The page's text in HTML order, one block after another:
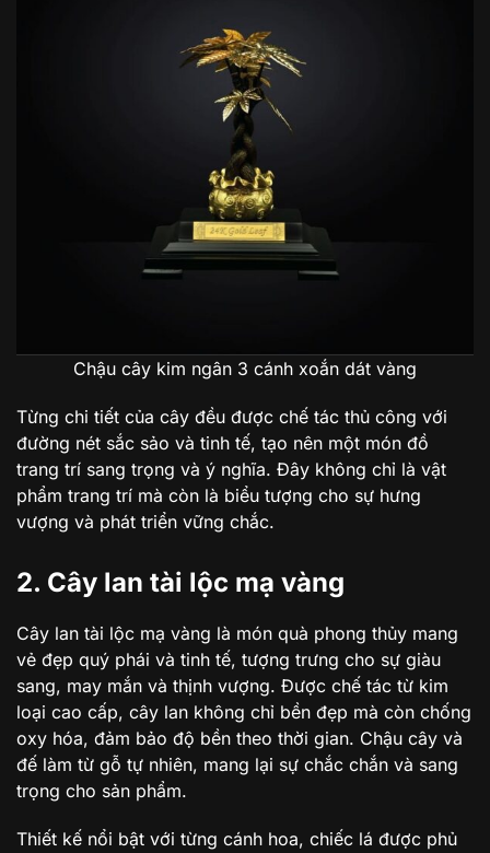
Chậu cây kim ngân 3 cánh xoắn dát vàng
Từng chi tiết của cây đều được chế tác thủ công với
đường nét sắc sảo và tinh tế, tạo nên một món đồ
trang trí sang trọng và ý nghĩa. Đây không chỉ là vật
phẩm trang trí mà còn là biểu tượng cho sự hưng
vượng và phát triển vững chắc.
2. Cây lan tài lộc mạ vàng
Cây lan tài lộc mạ vàng là món quà phong thủy mang
vẻ đẹp quý phái và tinh tế, tượng trưng cho sự giàu
sang, may mắn và thịnh vượng. Được chế tác từ kim
loại cao cấp, cây lan không chỉ bền đẹp mà còn chống
oxy hóa, đảm bảo độ bền theo thời gian. Chậu cây và
đế làm từ gỗ tự nhiên, mang lại sự chắc chắn và sang
trọng cho sản phẩm.
Thiết kế nổi bật với từng cánh hoa, chiếc lá được phủ